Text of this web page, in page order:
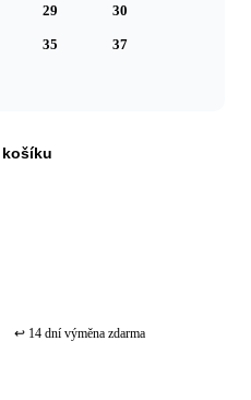
29 30
35 37
košíku
↩ 14 dní výměna zdarma